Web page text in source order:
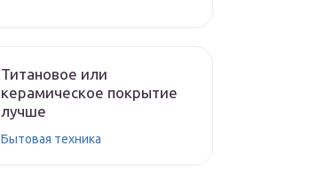
Титановое или
керамическое покрытие
лучше
Бытовая техника